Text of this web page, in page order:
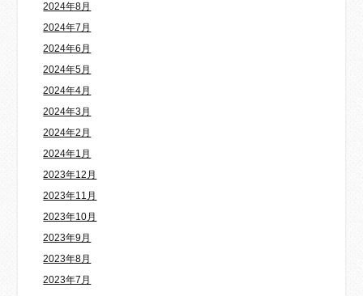
2024年8月
2024年7月
2024年6月
2024年5月
2024年4月
2024年3月
2024年2月
2024年1月
2023年12月
2023年11月
2023年10月
2023年9月
2023年8月
2023年7月